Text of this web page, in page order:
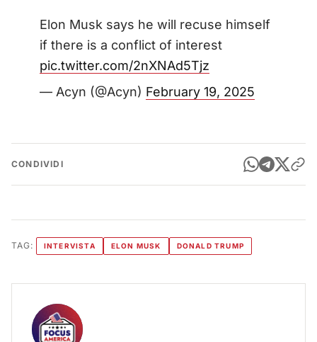
Elon Musk says he will recuse himself
if there is a conflict of interest
pic.twitter.com/2nXNAd5Tjz
— Acyn (@Acyn) February 19, 2025
CONDIVIDI
TAG: INTERVISTA ELON MUSK DONALD TRUMP